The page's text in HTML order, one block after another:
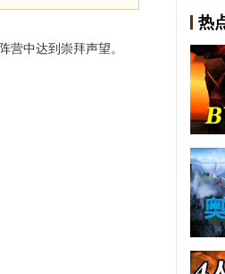
营中达到崇拜声望。
热